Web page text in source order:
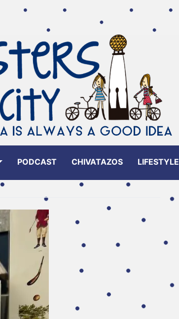
PODCAST CHIVATAZOS LIFESTYLE